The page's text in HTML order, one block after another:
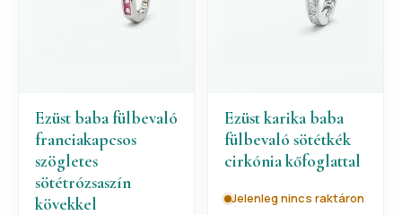
Ezüst baba fülbevaló
franciakapcsos
szögletes
sötétrózsaszín
kövekkel
Ezüst karika baba
fülbevaló sötétkék
cirkónia kőfoglattal
Jelenleg nincs raktáron